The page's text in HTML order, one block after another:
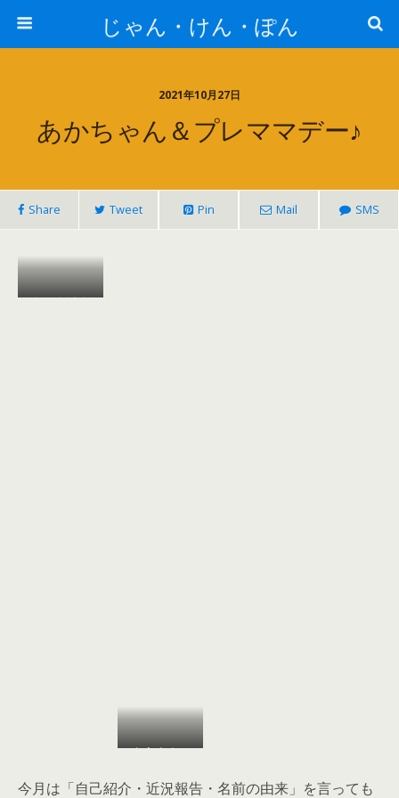
じゃん・けん・ぽん
2021年10月27日
あかちゃん＆プレママデー♪
Share Tweet Pin Mail SMS
じゃんけん
もうすぐ１
今月は「自己紹介・近況報告・名前の由来」を言っても